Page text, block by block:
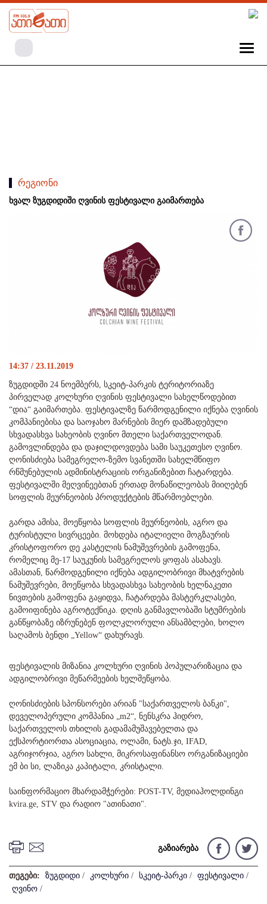
რეგიონი
ხვალ ზუგდიდიში ღვინის ფესტივალი გაიმართება
14:37 / 23.11.2019
ზუგდიდში 24 ნოემბერს, სკეიტ-პარკის ტერიტორიაზე
პირველად კოლხური ღვინის ფესტივალი სახელწოდებით
“დია“ გაიმართება. ფესტივალზე წარმოდგენილი იქნება ღვინის
კომპანიებისა და საოჯახო მარნების მიერ დამზადებული
სხვადასხვა სახეობის ღვინო მთელი საქართველოდან.
გამოვლინდება და დაჯილდოვდება სამი საუკეთესო ღვინო.
ღონისძიება სამეგრელო-ზემო სვანეთში სახელმწიფო
რწმუნებულის ადმინისტრაციის ორგანიზებით ჩატარდება.
ფესტივალში მეღვინეებთან ერთად მონაწილეობას მიიღებენ
სოფლის მეურნეობის პროდუქტების მწარმოებლები.
გარდა ამისა, მოეწყობა სოფლის მეურნეობის, აგრო და
ტურისტული სივრცეები. მოხდება იტალიელი მოგზაურის
კრისტოფორო დე კასტელის ნამუშევრების გამოფენა,
რომელიც მე-17 საუკუნის სამეგრელოს ყოფას ასახავს.
ამასთან, წარმოდგენილი იქნება ადგილობრივი მხატვრების
ნამუშევრები, მოეწყობა სხვადასხვა სახეობის ხელნაკეთი
ნივთების გამოფენა გაყიდვა, ჩატარდება მასტერკლასები,
გამოიფინება აგროტექნიკა. დღის განმავლობაში სტუმრების
განწყობაზე იზრუნებენ ფოლკლორული ანსამბლები, ხოლო
საღამოს ბენდი „Yellow“ დახურავს.
ფესტივალის მიზანია კოლხური ღვინის პოპულარიზაცია და
ადგილობრივი მეწარმეების ხელშეწყობა.
ღონისძიების სპონსორები არიან "საქართველოს ბანკი",
დეველოპერული კომპანია „m2“, ნენსკრა ჰიდრო,
საქართველოს თხილის გადამამუშავებელთა და
ექსპორტიორთა ასოციაცია, ოლამი, ნატს.ჯი, IFAD,
აგრიჯორჯია, აგრო სახლი, მიკროსაფინანსო ორგანიზაციები
ემ ბი სი, ლაზიკა კაპიტალი, კრისტალი.
საინფორმაციო მხარდამჭერები: POST-TV, მედიაჰოლდინგი
kvira.ge, STV და რადიო "ათინათი".
გაზიარება
თეგები: ზუგდიდი / კოლხური / სკეიტ-პარკი / ფესტივალი /
ღვინო /